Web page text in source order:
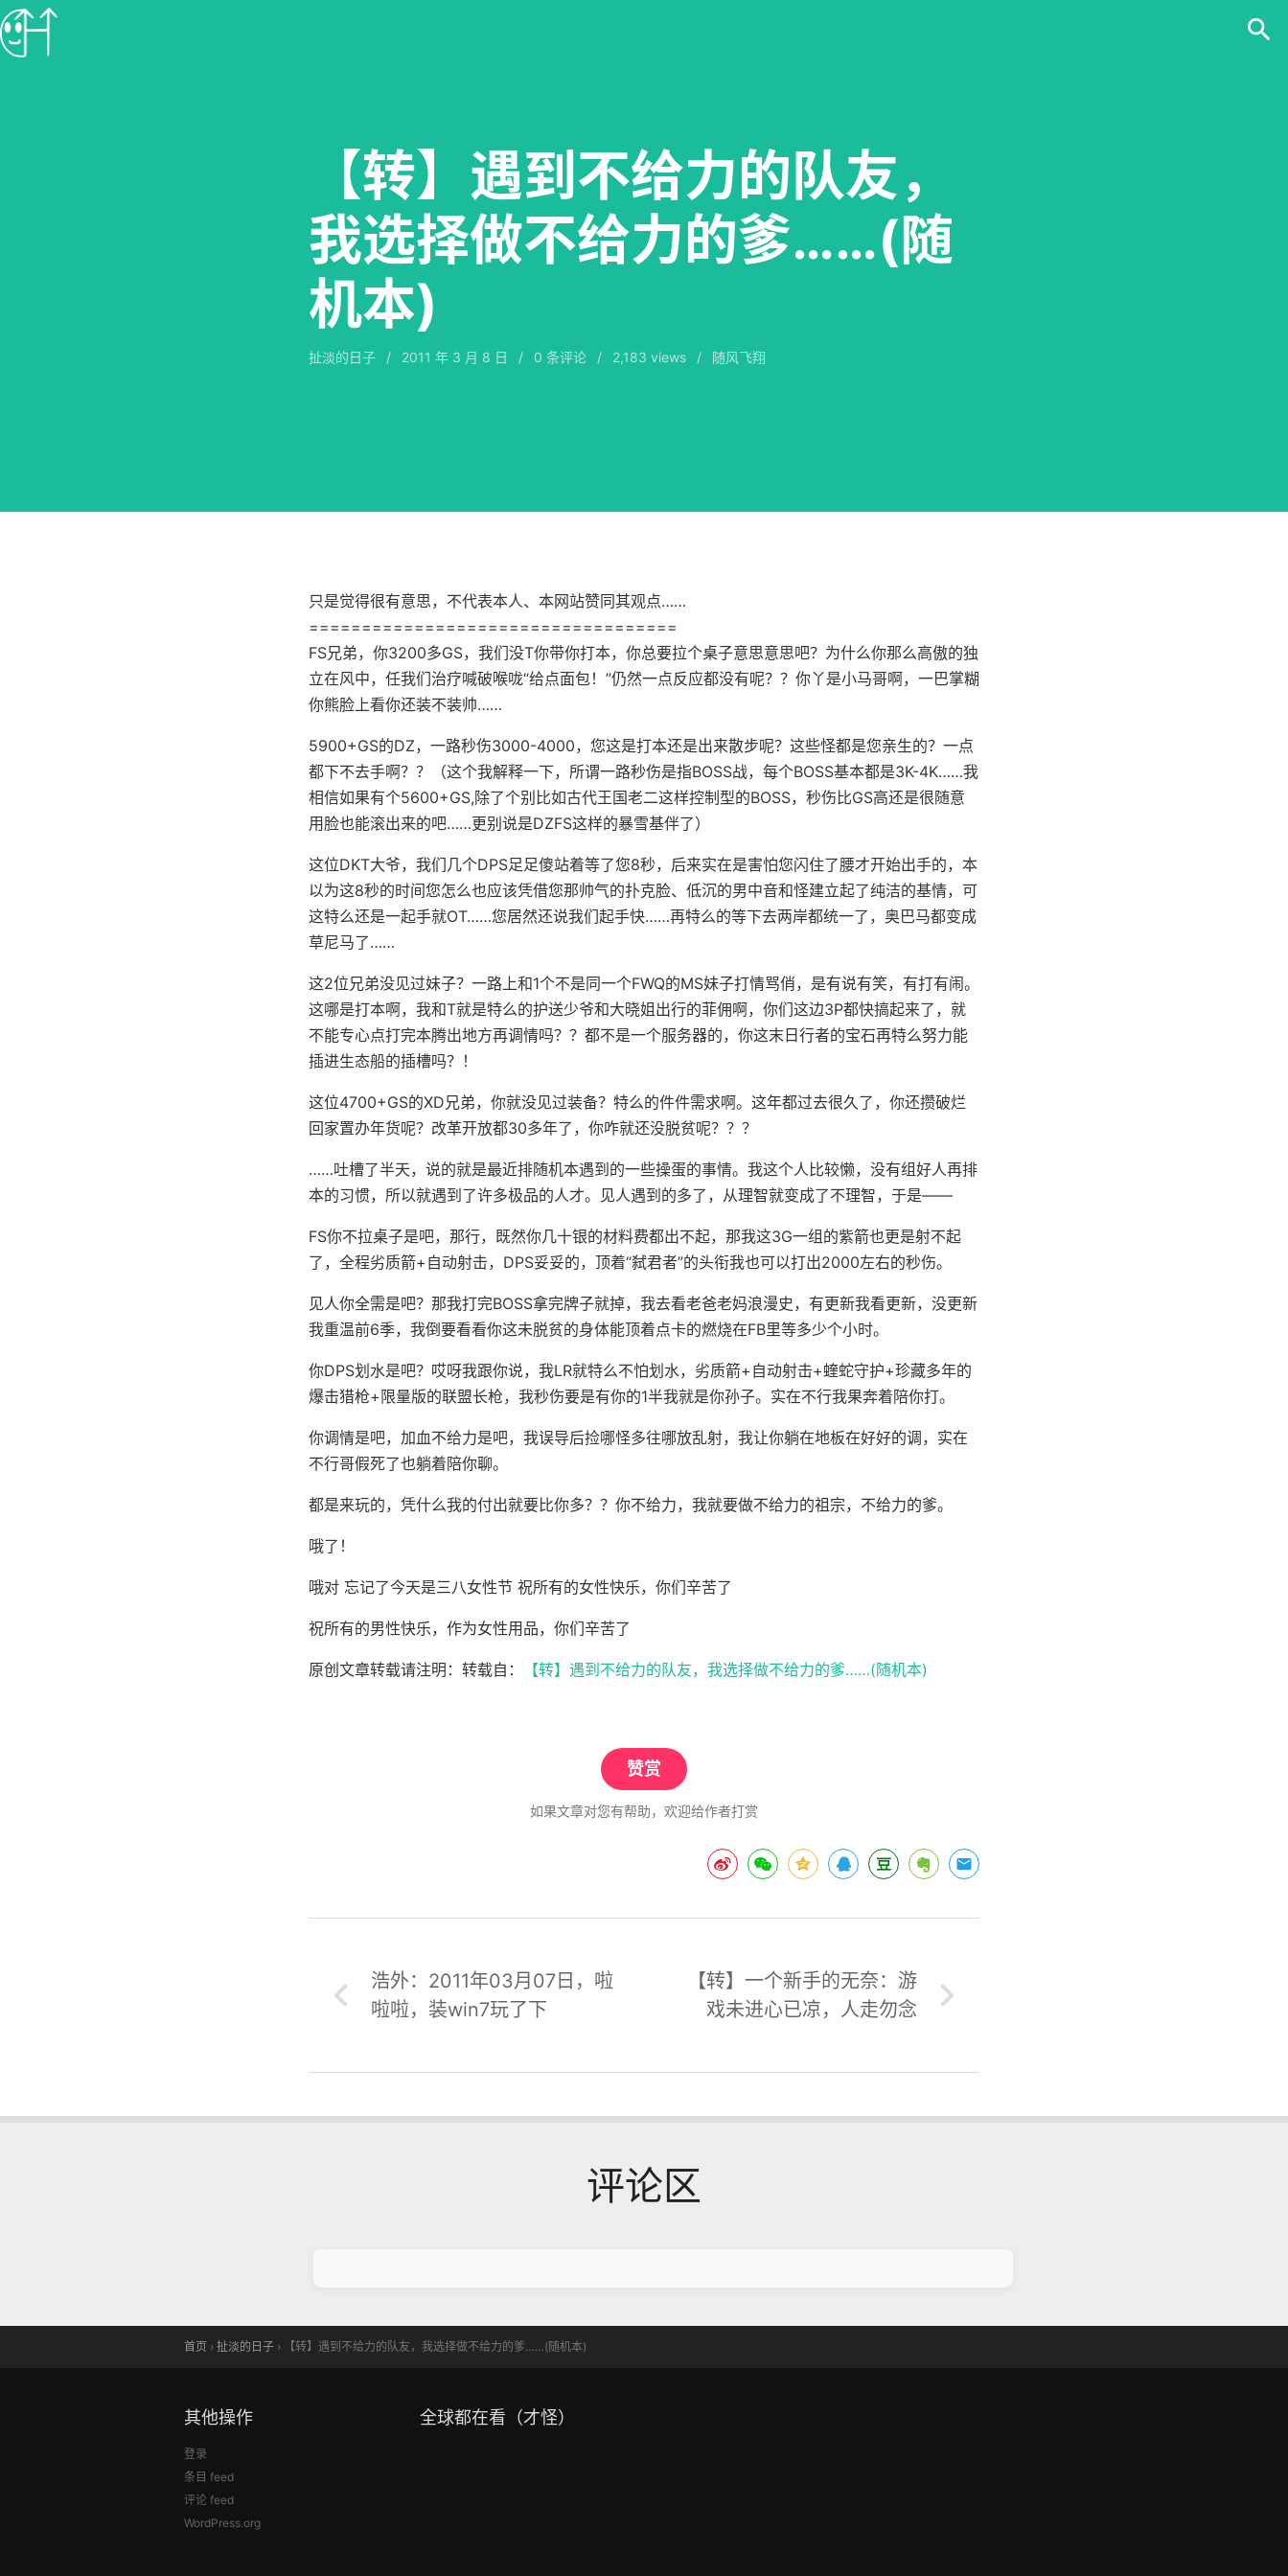
【转】遇到不给力的队友，
我选择做不给力的爹……(随
机本)
扯淡的日子 / 2011 年 3 月 8 日 / 0 条评论 / 2,183 views / 随风飞翔
只是觉得很有意思，不代表本人、本网站赞同其观点……
===================================
FS兄弟，你3200多GS，我们没T你带你打本，你总要拉个桌子意思意思吧？为什么你那么高傲的独
立在风中，任我们治疗喊破喉咙“给点面包！”仍然一点反应都没有呢？？你丫是小马哥啊，一巴掌糊
你熊脸上看你还装不装帅……
5900+GS的DZ，一路秒伤3000-4000，您这是打本还是出来散步呢？这些怪都是您亲生的？一点
都下不去手啊？？
（这个我解释一下，所谓一路秒伤是指BOSS战，每个BOSS基本都是3K-4K……我
相信如果有个5600+GS,除了个别比如古代王国老二这样控制型的BOSS，秒伤比GS高还是很随意
用脸也能滚出来的吧……更别说是DZFS这样的暴雪基伴了）
这位DKT大爷，我们几个DPS足足傻站着等了您8秒，后来实在是害怕您闪住了腰才开始出手的，本
以为这8秒的时间您怎么也应该凭借您那帅气的扑克脸、低沉的男中音和怪建立起了纯洁的基情，可
这特么还是一起手就OT……您居然还说我们起手快……再特么的等下去两岸都统一了，奥巴马都变成
草尼马了……
这2位兄弟没见过妹子？一路上和1个不是同一个FWQ的MS妹子打情骂俏，是有说有笑，有打有闹。
这哪是打本啊，我和T就是特么的护送少爷和大晓姐出行的菲佣啊，你们这边3P都快搞起来了，就
不能专心点打完本腾出地方再调情吗？？都不是一个服务器的，你这末日行者的宝石再特么努力能
插进生态船的插槽吗？！
这位4700+GS的XD兄弟，你就没见过装备？特么的件件需求啊。这年都过去很久了，你还攒破烂
回家置办年货呢？改革开放都30多年了，你咋就还没脱贫呢？？？
……吐槽了半天，说的就是最近排随机本遇到的一些操蛋的事情。我这个人比较懒，没有组好人再排
本的习惯，所以就遇到了许多极品的人才。见人遇到的多了，从理智就变成了不理智，于是——
FS你不拉桌子是吧，那行，既然你几十银的材料费都出不起，那我这3G一组的紫箭也更是射不起
了，全程劣质箭+自动射击，DPS妥妥的，顶着“弑君者”的头衔我也可以打出2000左右的秒伤。
见人你全需是吧？那我打完BOSS拿完牌子就掉，我去看老爸老妈浪漫史，有更新我看更新，没更新
我重温前6季，我倒要看看你这未脱贫的身体能顶着点卡的燃烧在FB里等多少个小时。
你DPS划水是吧？哎呀我跟你说，我LR就特么不怕划水，劣质箭+自动射击+蝰蛇守护+珍藏多年的
爆击猎枪+限量版的联盟长枪，我秒伤要是有你的1半我就是你孙子。实在不行我果奔着陪你打。
你调情是吧，加血不给力是吧，我误导后捡哪怪多往哪放乱射，我让你躺在地板在好好的调，实在
不行哥假死了也躺着陪你聊。
都是来玩的，凭什么我的付出就要比你多？？你不给力，我就要做不给力的祖宗，不给力的爹。
哦了！
哦对 忘记了今天是三八女性节 祝所有的女性快乐，你们辛苦了
祝所有的男性快乐，作为女性用品，你们辛苦了
原创文章转载请注明：转载自： 【转】遇到不给力的队友，我选择做不给力的爹……(随机本)
赞赏
如果文章对您有帮助，欢迎给作者打赏
浩外：2011年03月07日，啦
啦啦，装win7玩了下
【转】一个新手的无奈：游
戏未进心已凉，人走勿念
评论区
首页 › 扯淡的日子 › 【转】遇到不给力的队友，我选择做不给力的爹……(随机本)
其他操作
登录
条目 feed
评论 feed
WordPress.org
全球都在看（才怪）